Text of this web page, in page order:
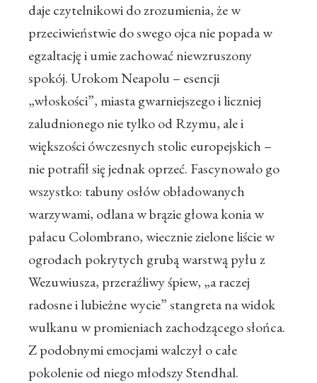
daje czytelnikowi do zrozumienia, że w
przeciwieństwie do swego ojca nie popada w
egzaltację i umie zachować niewzruszony
spokój. Urokom Neapolu – esencji
„włoskości”, miasta gwarniejszego i liczniej
zaludnionego nie tylko od Rzymu, ale i
większości ówczesnych stolic europejskich –
nie potrafił się jednak oprzeć. Fascynowało go
wszystko: tabuny osłów obładowanych
warzywami, odlana w brązie głowa konia w
pałacu Colombrano, wiecznie zielone liście w
ogrodach pokrytych grubą warstwą pyłu z
Wezuwiusza, przeraźliwy śpiew, „a raczej
radosne i lubieżne wycie” stangreta na widok
wulkanu w promieniach zachodzącego słońca.
Z podobnymi emocjami walczył o całe
pokolenie od niego młodszy Stendhal.